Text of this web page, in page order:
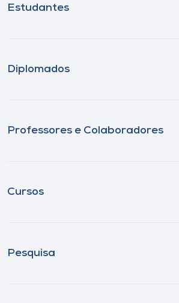
Estudantes
Diplomados
Professores e Colaboradores
Cursos
Pesquisa